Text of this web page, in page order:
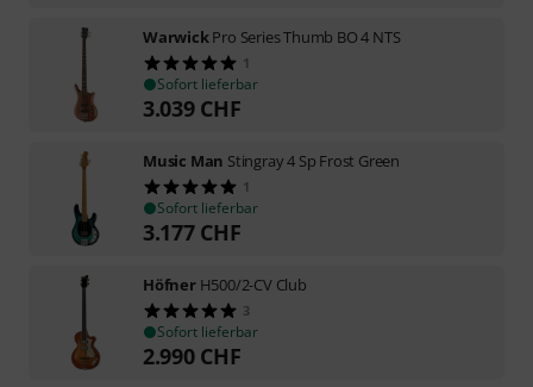
WarwickPro Series Thumb BO 4 NTS
1
Sofort lieferbar
3.039 CHF
Music Man Stingray 4 Sp Frost Green
1
Sofort lieferbar
3.177 CHF
Höfner H500/2-CV Club
3
Sofort lieferbar
2.990 CHF